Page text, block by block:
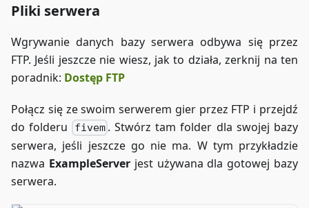
Pliki serwera
Wgrywanie danych bazy serwera odbywa się przez
FTP. Jeśli jeszcze nie wiesz, jak to działa, zerknij na ten
poradnik: Dostęp FTP
Połącz się ze swoim serwerem gier przez FTP i przejdź
do folderu fivem. Stwórz tam folder dla swojej bazy
serwera, jeśli jeszcze go nie ma. W tym przykładzie
nazwa ExampleServerjest używana dla gotowej bazy
serwera.